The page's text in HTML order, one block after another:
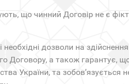
що чинний Договір не є
дозволи на
Договору, а також гарантує,
України, та